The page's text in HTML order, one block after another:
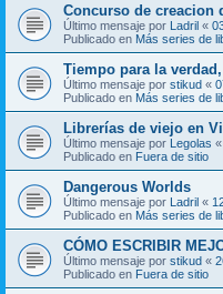
Concurso de creacion
Último mensaje por Ladril «
Publicado en Más series de
Tiempo para la
Último mensaje por stikud «
Publicado en Más series de
Librerías de viejo en
Último mensaje por Legolas «
Publicado en Fuera de sitio
Dangerous Worlds
Último mensaje por Ladril «
Publicado en Más series de
CÓMO ESCRIBIR
Último mensaje por stikud «
Publicado en Fuera de sitio